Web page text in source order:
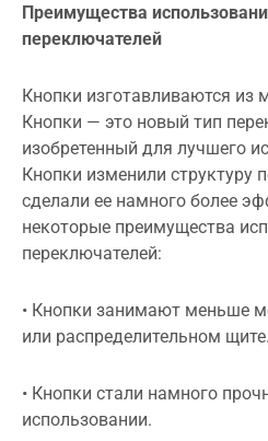
Преимущества
переключателей
Кнопки изготавливаются из
Кнопки — это новый тип
изобретенный для лучшего
Кнопки изменили структуру
сделали ее намного более
некоторые преимущества
переключателей:
• Кнопки занимают меньше
или распределительном щите.
• Кнопки стали намного
использовании.